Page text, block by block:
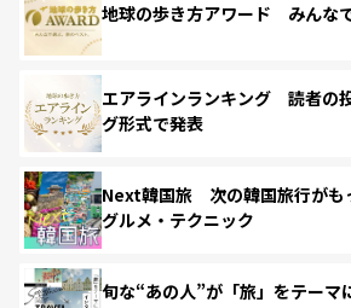
地球の歩き方アワード みんな
エアラインランキング 読者の
グ形式で発表
Next韓国旅 次の韓国旅行がも
グルメ・テクニック
旬な“あの人”が「旅」をテーマ